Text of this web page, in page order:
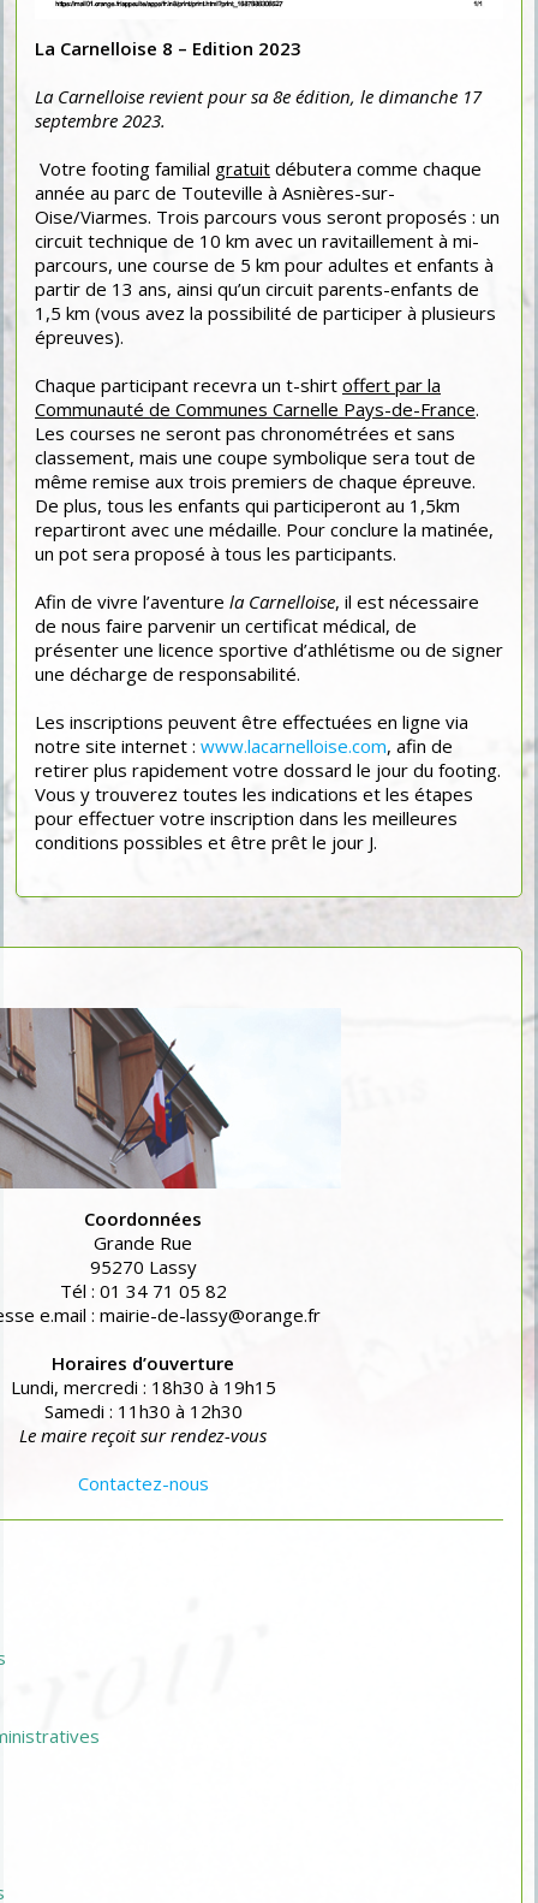
La Carnelloise 8 – Edition 2023
La Carnelloise revient pour sa 8e édition, le dimanche 17
septembre 2023.
Votre footing familial gratuit débutera comme chaque
année au parc de Touteville à Asnières-sur-
Oise/Viarmes. Trois parcours vous seront proposés : un
circuit technique de 10 km avec un ravitaillement à mi-
parcours, une course de 5 km pour adultes et enfants à
partir de 13 ans, ainsi qu’un circuit parents-enfants de
1,5 km (vous avez la possibilité de participer à plusieurs
épreuves).
Chaque participant recevra un t-shirt offert par la
Communauté de Communes Carnelle Pays-de-France.
Les courses ne seront pas chronométrées et sans
classement, mais une coupe symbolique sera tout de
même remise aux trois premiers de chaque épreuve.
De plus, tous les enfants qui participeront au 1,5km
repartiront avec une médaille. Pour conclure la matinée,
un pot sera proposé à tous les participants.
Afin de vivre l’aventure la Carnelloise, il est nécessaire
de nous faire parvenir un certificat médical, de
présenter une licence sportive d’athlétisme ou de signer
une décharge de responsabilité.
Les inscriptions peuvent être effectuées en ligne via
notre site internet : www.lacarnelloise.com, afin de
retirer plus rapidement votre dossard le jour du footing.
Vous y trouverez toutes les indications et les étapes
pour effectuer votre inscription dans les meilleures
conditions possibles et être prêt le jour J.
Coordonnées
Grande Rue
95270 Lassy
Tél : 01 34 71 05 82
e.mail : mairie-de-lassy@orange.fr
Horaires d’ouverture
Lundi, mercredi : 18h30 à 19h15
Samedi : 11h30 à 12h30
Le maire reçoit sur rendez-vous
Contactez-nous